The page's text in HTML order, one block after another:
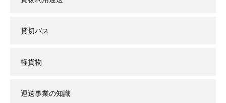
貸切バス
軽貨物
運送事業の知識